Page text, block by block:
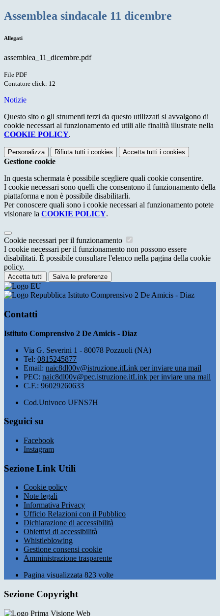
Assemblea sindacale 11 dicembre
Allegati
assemblea_11_dicembre.pdf
File PDF
Contatore click: 12
Notizie
Questo sito o gli strumenti terzi da questo utilizzati si avvalgono di
cookie necessari al funzionamento ed utili alle finalità illustrate nella
COOKIE POLICY.
Personalizza Rifiuta tutti i cookies Accetta tutti i cookies
Gestione cookie
In questa schermata è possibile scegliere quali cookie consentire.
I cookie necessari sono quelli che consentono il funzionamento della
piattaforma e non è possibile disabilitarli.
Per conoscere quali sono i cookie necessari al funzionamento potete
visionare la COOKIE POLICY.
Cookie necessari per il funzionamento
I cookie necessari per il funzionamento non possono essere
disabilitati. È possibile consultare l'elenco nella pagina della cookie
policy.
Accetta tutti Salva le preferenze
Istituto Comprensivo 2 De Amicis - Diaz
Contatti
Istituto Comprensivo 2 De Amicis - Diaz
Via G. Severini 1 - 80078 Pozzuoli (NA)
Tel: 0815245877
Email: naic8dl00v@istruzione.itLink per inviare una mail
PEC: naic8dl00v@pec.istruzione.itLink per inviare una mail
C.F.: 96029260633
Cod.Univoco UFNS7H
Seguici su
Facebook
Instagram
Sezione Link Utili
Cookie policy
Note legali
Informativa Privacy
Ufficio Relazioni con il Pubblico
Dichiarazione di accessibilità
Obiettivi di accessibilità
Whistleblowing
Gestione consensi cookie
Amministrazione trasparente
Pagina visualizzata 823 volte
Sezione Copyright